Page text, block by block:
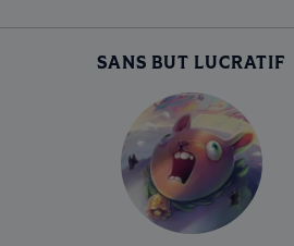
SANS BUT LUCRATIF